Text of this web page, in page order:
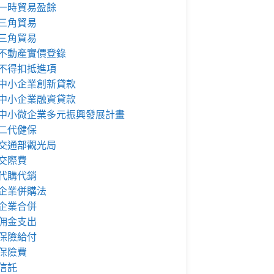
時貿易盈餘
角貿易
角貿易
動產實價登錄
得扣抵進項
小企業創新貸款
小企業融資貸款
小微企業多元振興發展計畫
代健保
通部觀光局
際費
購代銷
業併購法
業合併
金支出
險給付
險費
託